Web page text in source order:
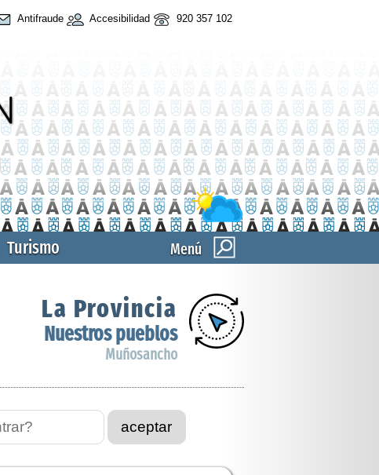
Antifraude Accesibilidad 920 357 102
Menú
Turismo
La Provincia
Nuestros pueblos
Muñosancho
aceptar